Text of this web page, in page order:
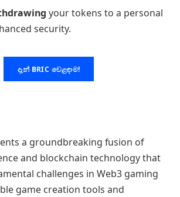
your tokens to a personal
security.
දැන් BRIC වෙළඳාම!
a groundbreaking fusion of
and blockchain technology that
challenges in Web3 gaming
game creation tools and